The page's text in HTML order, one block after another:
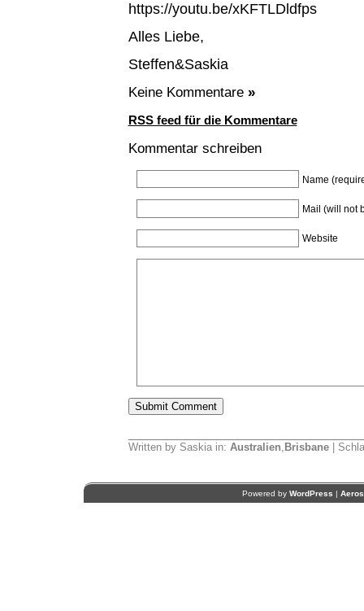
https://youtu.be/xKFTLDldfps
Alles Liebe,
Steffen&Saskia
Keine Kommentare »
RSS feed für die Kommentare
Kommentar schreiben
Name
Mail (will not
Website
Written by Saskia in: Australien, Brisbane|
Powered by WordPress |